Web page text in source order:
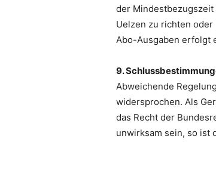
der Mindestbezugszeit
Uelzen zu richten oder
Abo-Ausgaben erfolgt
9.
Abweichende
widersprochen. Als
das Recht der
unwirksam sein, so ist